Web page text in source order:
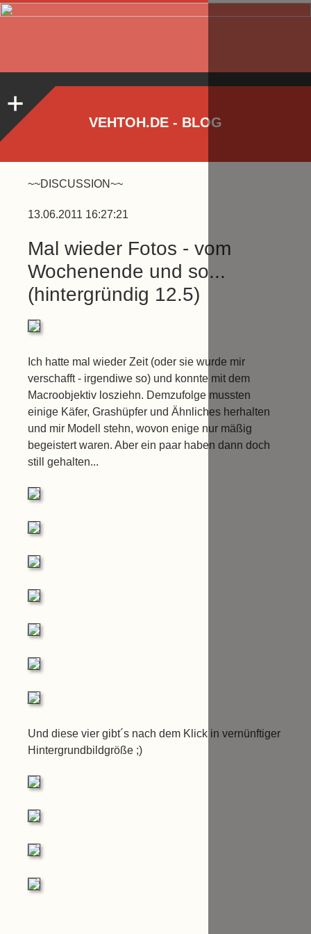
VEHTOH.DE - BLOG
~~DISCUSSION~~
13.06.2011 16:27:21
Mal wieder Fotos - vom
Wochenende und so...
(hintergründig 12.5)
Ich hatte mal wieder Zeit (oder sie wurde mir
verschafft - irgendiwe so) und konnte mit dem
Macroobjektiv losziehn. Demzufolge mussten
einige Käfer, Grashüpfer und Ähnliches herhalten
und mir Modell stehn, wovon enige nur mäßig
begeistert waren. Aber ein paar haben dann doch
still gehalten...
Und diese vier gibt´s nach dem Klick in vernünftiger
Hintergrundbildgröße ;)